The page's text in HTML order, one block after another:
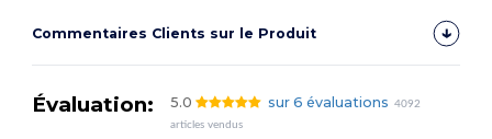
Commentaires Clients sur le Produit
Évaluation: 5.0 sur 6 évaluations
4092
articles vendus